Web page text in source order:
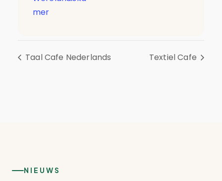
mer
Taal Cafe Nederlands Textiel Cafe
NIEUWS